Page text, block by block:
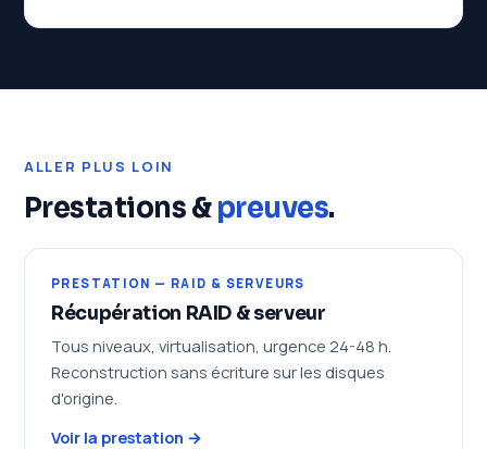
ALLER PLUS LOIN
Prestations &preuves.
PRESTATION — RAID & SERVEURS
Récupération RAID & serveur
Tous niveaux, virtualisation, urgence 24-48 h.
Reconstruction sans écriture sur les disques
d'origine.
Voir la prestation →